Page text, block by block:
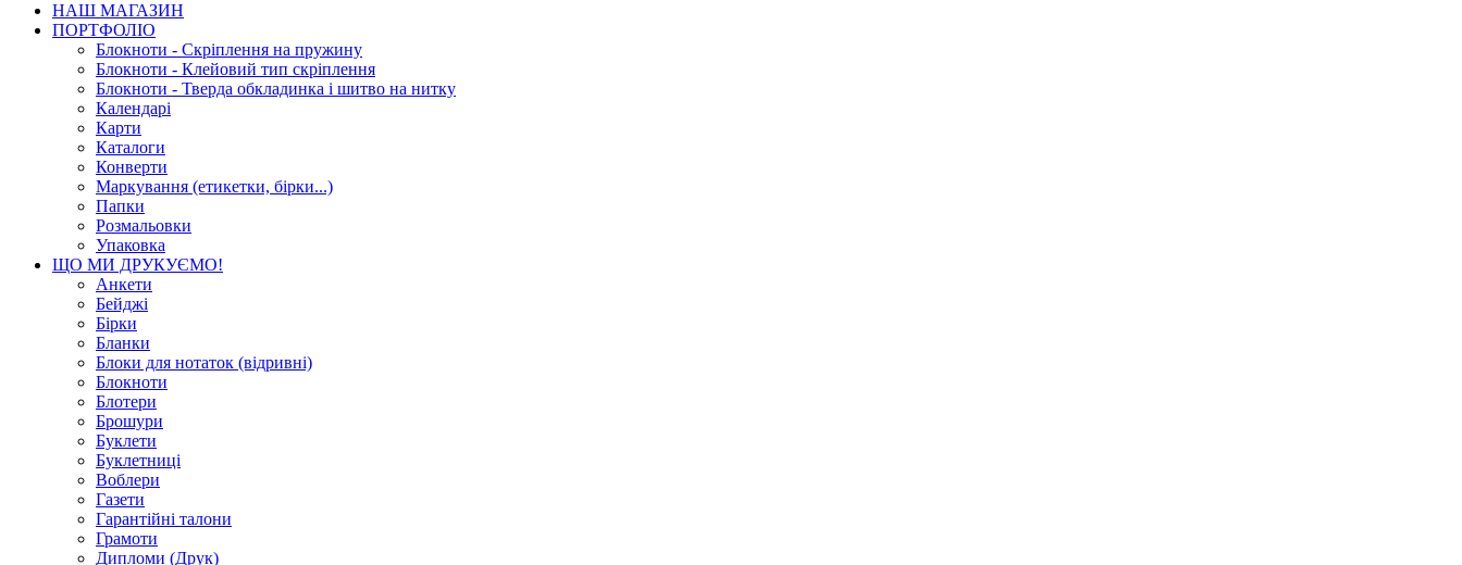
НАШ МАГАЗИН
ПОРТФОЛІО
Блокноти - Скріплення на пружину
Блокноти - Клейовий тип скріплення
Блокноти - Тверда обкладинка і шитво на нитку
Календарі
Карти
Каталоги
Конверти
Маркування (етикетки, бірки...)
Папки
Розмальовки
Упаковка
ЩО МИ ДРУКУЄМО!
Анкети
Бейджі
Бірки
Бланки
Блоки для нотаток (відривні)
Блокноти
Блотери
Брошури
Буклети
Буклетниці
Воблери
Газети
Гарантійні талони
Грамоти
Дипломи (Друк)